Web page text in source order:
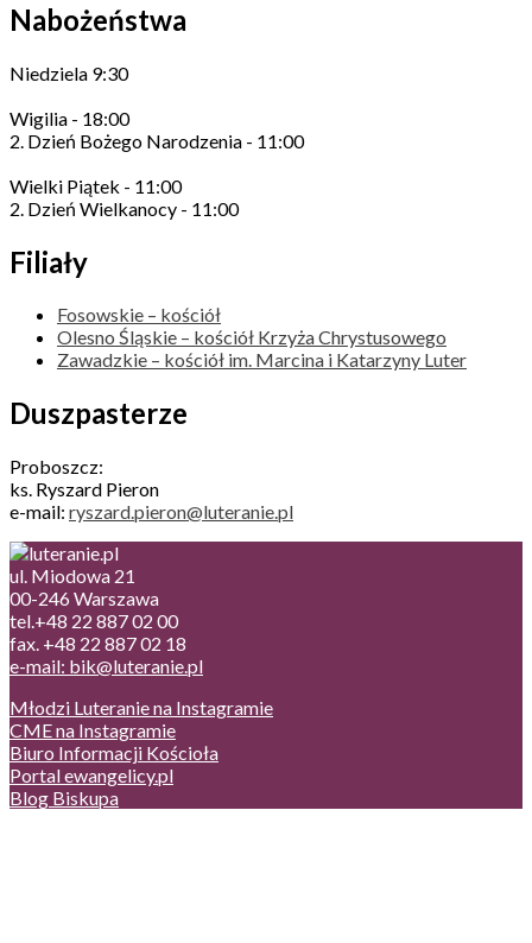
Nabożeństwa
Niedziela 9:30
Wigilia - 18:00
2. Dzień Bożego Narodzenia - 11:00
Wielki Piątek - 11:00
2. Dzień Wielkanocy - 11:00
Filiały
Fosowskie – kościół
Olesno Śląskie – kościół Krzyża Chrystusowego
Zawadzkie – kościół im. Marcina i Katarzyny Luter
Duszpasterze
Proboszcz:
ks. Ryszard Pieron
e-mail: ryszard.pieron@luteranie.pl
ul. Miodowa 21
00-246 Warszawa
tel.+48 22 887 02 00
fax. +48 22 887 02 18
e-mail: bik@luteranie.pl
Młodzi Luteranie na Instagramie
CME na Instagramie
Biuro Informacji Kościoła
Portal ewangelicy.pl
Blog Biskupa